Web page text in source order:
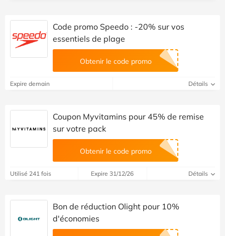
Code promo Speedo : -20% sur vos
essentiels de plage
Obtenir le code promo
Expire demain Détails
Coupon Myvitamins pour 45% de remise
sur votre pack
Obtenir le code promo
Utilisé 241 fois Expire 31/12/26 Détails
Bon de réduction Olight pour 10%
d'économies